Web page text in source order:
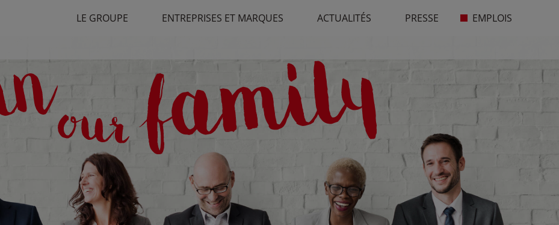
LE GROUPE ENTREPRISES ET MARQUES ACTUALITÉS PRESSE EMPLOIS